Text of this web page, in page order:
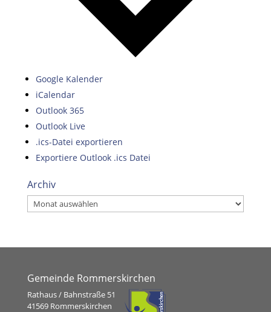
Google Kalender
iCalendar
Outlook 365
Outlook Live
.ics-Datei exportieren
Exportiere Outlook .ics Datei
Archiv
Archiv
Gemeinde Rommerskirchen
Rathaus / Bahnstraße 51
41569 Rommerskirchen